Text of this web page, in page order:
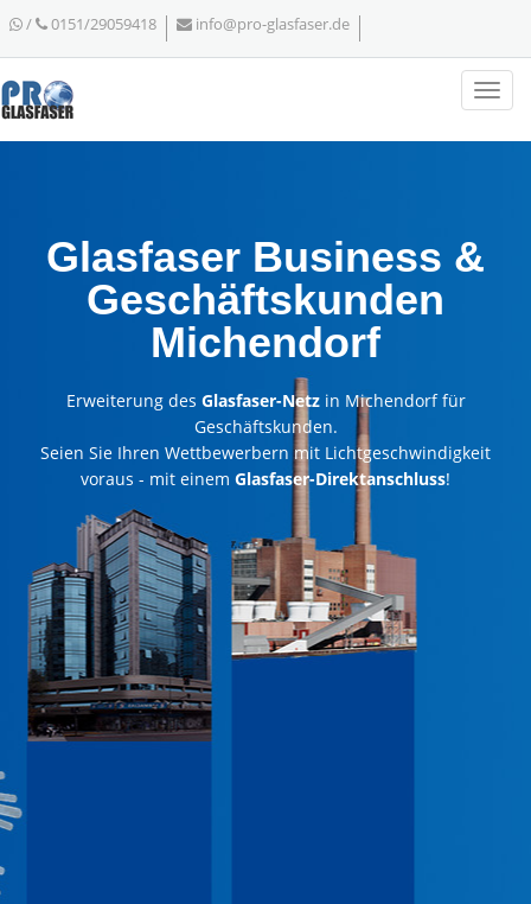
/ 0151/29059418 info@pro-glasfaser.de
Glasfaser Business &
Geschäftskunden
Michendorf
Erweiterung des Glasfaser-Netzin Michendorf für
Geschäftskunden.
Seien Sie Ihren Wettbewerbern mit Lichtgeschwindigkeit
voraus - mit einem Glasfaser-Direktanschluss!